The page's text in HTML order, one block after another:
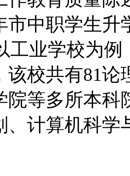
市中职学生升
工业学校为
该校共有81
院等多所本
、计算机科学